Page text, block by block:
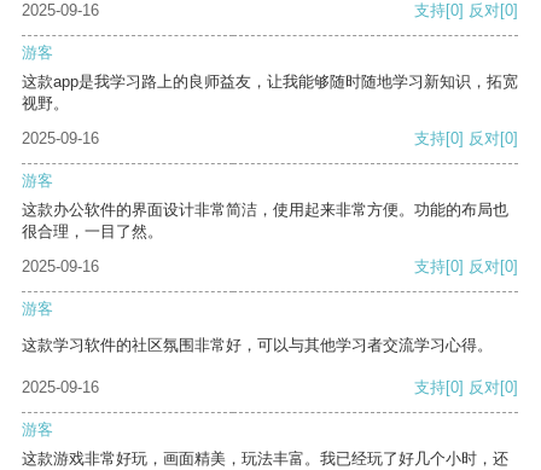
2025-09-16 支持[0] 反对[0]
游客
这款app是我学习路上的良师益友，让我能够随时随地学习新知识，拓宽
视野。
2025-09-16
支持[0] 反对[0]
游客
这款办公软件的界面设计非常简洁，使用起来非常方便。功能的布局也
很合理，一目了然。
2025-09-16
支持[0] 反对[0]
游客
这款学习软件的社区氛围非常好，可以与其他学习者交流学习心得。
2025-09-16 支持[0] 反对[0]
游客
这款游戏非常好玩，画面精美，玩法丰富。我已经玩了好几个小时，还